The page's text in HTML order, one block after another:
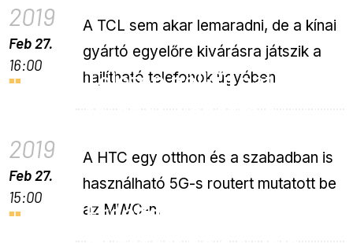
2019
Feb 27.
16:00
A TCL sem akar lemaradni, de a kínai
gyártó egyelőre kivárásra játszik a
hajlítható telefonok ügyében.
2019
Feb 27.
15:00
Telefon nélkül pattant
A HTC egy otthon és a szabadban is
használható 5G-s routert mutatott be
az MWC-n.
Érdekes okosórát